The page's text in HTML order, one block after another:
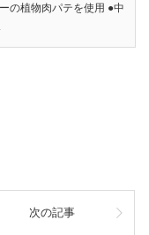
の植物肉パテを使用 ●中
次の記事